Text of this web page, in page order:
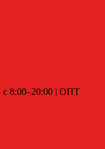
с 8:00–20:00 | ОПТ